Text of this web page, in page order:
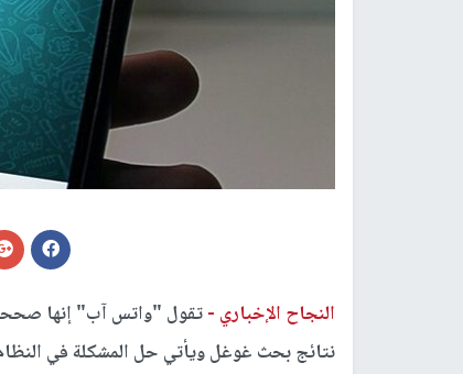
النجاح الإخباري -تقول "واتس آب" إنها
نتائج بحث غوغل ويأتي حل المشكلة في